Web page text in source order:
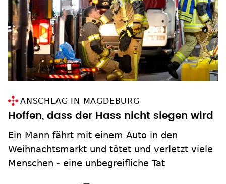
ANSCHLAG IN MAGDEBURG
Hoffen, dass der Hass nicht siegen wird
Ein Mann fährt mit einem Auto in den
Weihnachtsmarkt und tötet und verletzt viele
Menschen - eine unbegreifliche Tat